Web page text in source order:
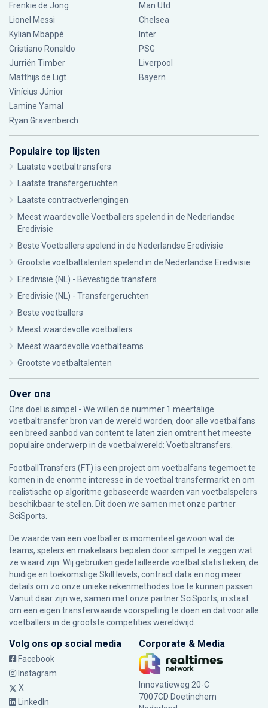
Frenkie de Jong
Lionel Messi
Kylian Mbappé
Cristiano Ronaldo
Jurriën Timber
Matthijs de Ligt
Vinícius Júnior
Lamine Yamal
Ryan Gravenberch
Man Utd
Chelsea
Inter
PSG
Liverpool
Bayern
Populaire top lijsten
Laatste voetbaltransfers
Laatste transfergeruchten
Laatste contractverlengingen
Meest waardevolle Voetballers spelend in de Nederlandse
Eredivisie
Beste Voetballers spelend in de Nederlandse Eredivisie
Grootste voetbaltalenten spelend in de Nederlandse Eredivisie
Eredivisie (NL) - Bevestigde transfers
Eredivisie (NL) - Transfergeruchten
Beste voetballers
Meest waardevolle voetballers
Meest waardevolle voetbalteams
Grootste voetbaltalenten
Over ons
Ons doel is simpel - We willen de nummer 1 meertalige
voetbaltransfer bron van de wereld worden, door alle voetbalfans
een breed aanbod van content te laten zien omtrent het meeste
populaire onderwerp in de voetbalwereld: Voetbaltransfers.
FootballTransfers (FT) is een project om voetbalfans tegemoet te
komen in de enorme interesse in de voetbal transfermarkt en om
realistische op algoritme gebaseerde waarden van voetbalspelers
beschikbaar te stellen. Dit doen we samen met onze partner
SciSports
De waarde van een voetballer is momenteel gewoon wat de
teams, spelers en makelaars bepalen door simpel te zeggen wat
ze waard zijn. Wij gebruiken gedetailleerde voetbal statistieken, de
huidige en toekomstige Skill levels, contract data en nog meer
details om zo onze unieke rekenmethodes toe te kunnen passen.
Vanuit daar zijn we, samen met onze partner SciSports, in staat
om een eigen transferwaarde voorspelling te doen en dat voor alle
voetballers in de grootste competities wereldwijd.
Volg ons op social media
Facebook
Instagram
X
LinkedIn
Corporate & Media
Innovatieweg 20-C
7007CD Doetinchem